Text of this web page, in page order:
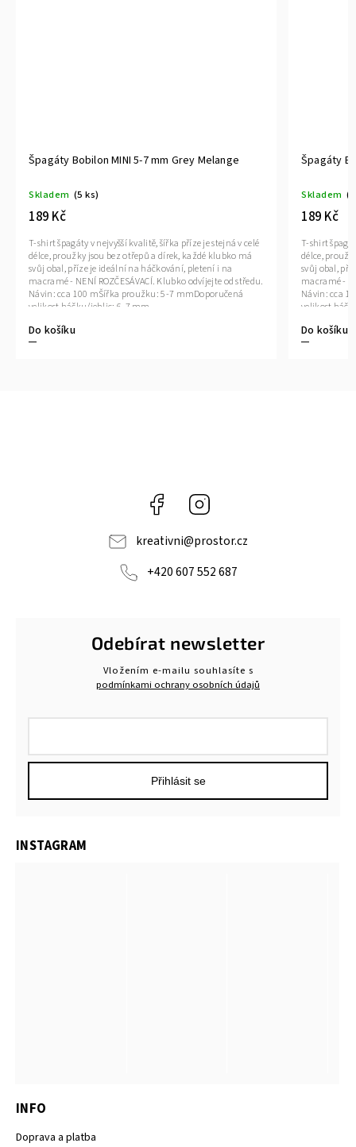
Grey Melange
příze je stejná v celé
každé klubko má
pletení i na
Klubko odvíjejte od středu.
5-7 mmDoporučená
Špagáty Bobilon MINI 5-7 mm Silver
T-shirt špagáty v nejvyšší kvalitě, šířka příze je stejná
délce, proužky jsou bez otřepů a dírek, každé klubko
svůj obal, příze je ideální na háčkování, pletení i na
macramé - NENÍ ROZČESÁVACÍ. Klubko odvíjejte od
Návin: cca 100 mŠířka proužku: 5-7
velikost háčku/jehlic: 6-7 mm
Facebook
kreativni@prostor.cz
+420 607 552 687
Odebírat newsletter
Vložením e-mailu souhlasíte s
podmínkami ochrany osobních údajů
Přihlásit se
INFO
Doprava a platba
INSTAGRAM